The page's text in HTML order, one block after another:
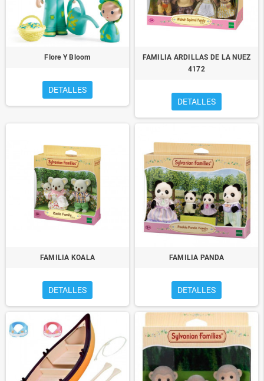
Flore Y Bloom
DETALLES
FAMILIA ARDILLAS DE LA NUEZ
4172
DETALLES
FAMILIA KOALA
DETALLES
FAMILIA PANDA
DETALLES